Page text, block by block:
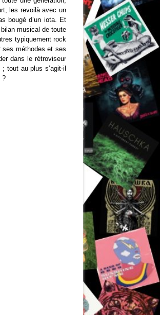
les revoilà avec un
bougé d’un iota. Et
musical de toute
typiquement rock
ses méthodes et ses
dans le rétroviseur
tout au plus s’agit-il
?